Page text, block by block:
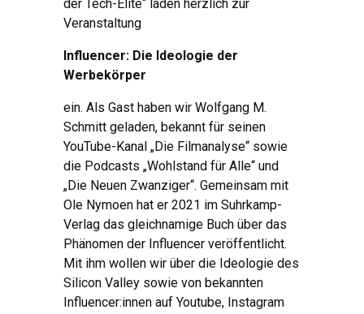
der Tech-Elite“ laden herzlich zur
Veranstaltung
Influencer: Die Ideologie der
Werbekörper
ein. Als Gast haben wir Wolfgang M.
Schmitt geladen, bekannt für seinen
YouTube-Kanal „Die Filmanalyse“ sowie
die Podcasts „Wohlstand für Alle“ und
„Die Neuen Zwanziger“. Gemeinsam mit
Ole Nymoen hat er 2021 im Suhrkamp-
Verlag das gleichnamige Buch über das
Phänomen der Influencer veröffentlicht.
Mit ihm wollen wir über die Ideologie des
Silicon Valley sowie von bekannten
Influencer:innen auf Youtube, Instagram